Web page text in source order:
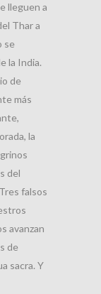
lleguen a
Thar a
se
la India.
de
más
la
del
falsos
avanzan
de
sacra. Y